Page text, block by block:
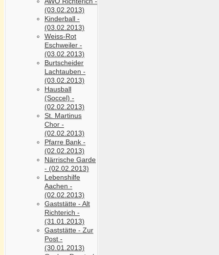
(03.02.2013)
Kinderball -
(03.02.2013)
Weiss-Rot
Eschweiler -
(03.02.2013)
Burtscheider
Lachtauben -
(03.02.2013)
Hausball
(Soccel) -
(02.02.2013)
St. Martinus
Chor -
(02.02.2013)
Pfarre Bank -
(02.02.2013)
Närrische Garde
- (02.02.2013)
Lebenshilfe
Aachen -
(02.02.2013)
Gaststätte - Alt
Richterich -
(31.01.2013)
Gaststätte - Zur
Post -
(30.01.2013)